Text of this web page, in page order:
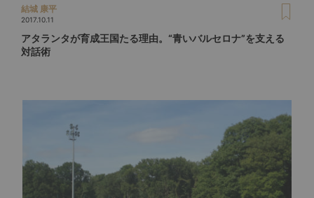
結城 康平
2017.10.11
アタランタが育成王国たる理由。“青いバルセロナ”を支える
対話術